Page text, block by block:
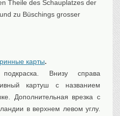
Theile des Schauplatzes der
zu Büschings grosser
карты.
Внизу справа
картуш с названием
Дополнительная врезка с
в верхнем левом углу.